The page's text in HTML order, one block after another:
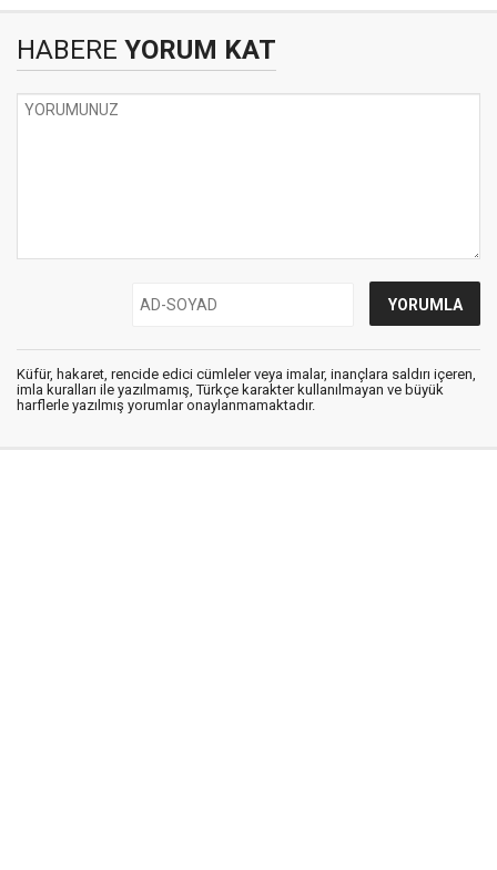
HABERE YORUM KAT
Küfür, hakaret, rencide edici cümleler veya imalar, inançlara saldırı içeren,
imla kuralları ile yazılmamış, Türkçe karakter kullanılmayan ve büyük
harflerle yazılmış yorumlar onaylanmamaktadır.